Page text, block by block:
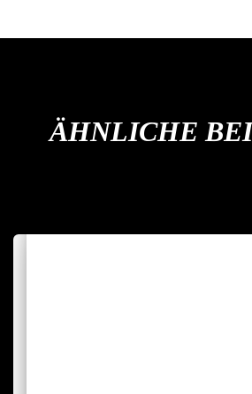
ÄHNLICHE